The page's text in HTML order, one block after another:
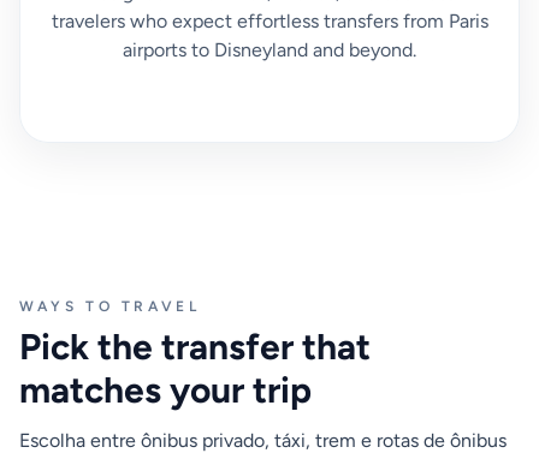
intervalos de espera e tráfego ao redor dos pontos de
transferência podem estender a viagem
Versailles. A área do palácio, hotéis próximos e
estações de trem são destinos próximos, mas não
ajudam a evitar atrasos e mantêm seu itinerário do dia
no caminho certo.
travelers who expect effortless transfers from Paris
airports to Disneyland and beyond.
WAYS TO TRAVEL
Pick the transfer that
matches your trip
Escolha entre ônibus privado, táxi, trem e rotas de ônibus